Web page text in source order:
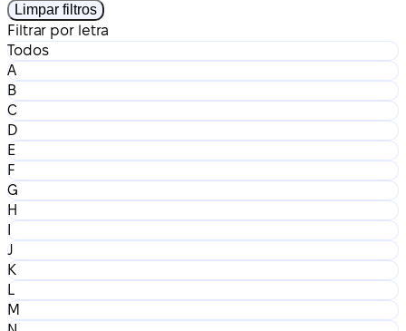
Limpar filtros
Filtrar por letra
Todos
A
B
C
D
E
F
G
H
I
J
K
L
M